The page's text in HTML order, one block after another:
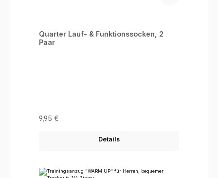
Quarter Lauf- & Funktionssocken, 2
Paar
Regulärer Preis:
9,95 €
Details